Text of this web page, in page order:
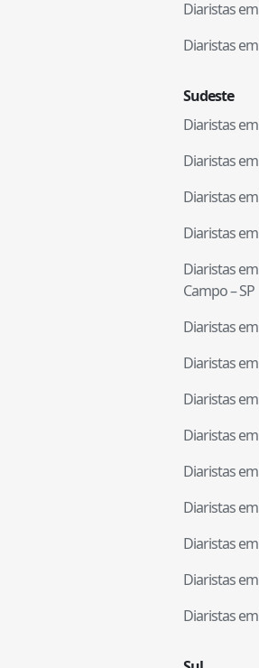
Diaristas em
Diaristas em
Sudeste
Diaristas em
Diaristas em
Diaristas em
Diaristas em
Diaristas em
Campo–SP
Diaristas em
Diaristas em
Diaristas em
Diaristas em
Diaristas em
Diaristas em
Diaristas em
Diaristas em
Diaristas em